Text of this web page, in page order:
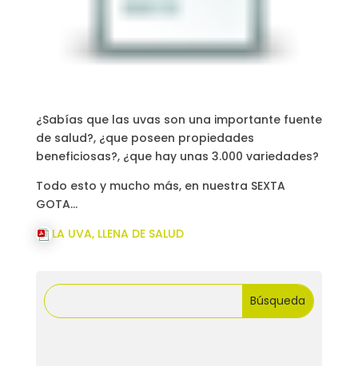
¿Sabías que las uvas son una importante fuente
de salud?, ¿que poseen propiedades
beneficiosas?, ¿que hay unas 3.000 variedades?
Todo esto y mucho más, en nuestra SEXTA
GOTA…
LA UVA, LLENA DE SALUD